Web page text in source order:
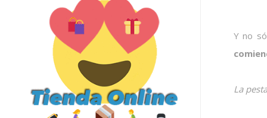
Y no
La